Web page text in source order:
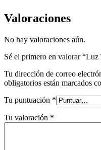
Valoraciones
No hay valoraciones aún.
Sé el primero en valorar
Tu dirección de correo
obligatorios están marcados
Tu puntuación *
Tu valoración *